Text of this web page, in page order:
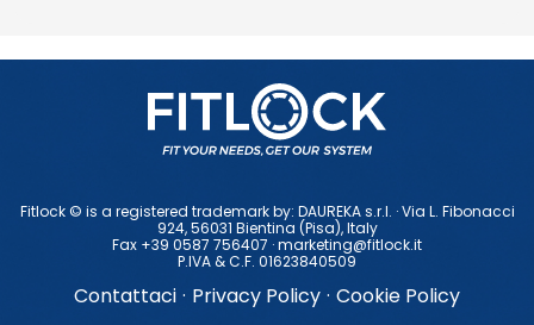
Fitlock © is a registered trademark by: DAUREKA s.r.l. · Via L. Fibonacci
924, 56031 Bientina (Pisa), ltaly
Fax +39 0587 756407 ·marketing@fitlock.it
P.IVA & C.F. 01623840509
Contattaci · Privacy Policy · Cookie Policy